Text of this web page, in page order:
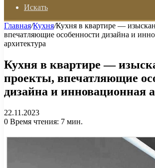
Искать
Главная/Кухня/Кухня в квартире —
впечатляющие особенности дизайна и
архитектура
Кухня в квартире —
проекты, впечатляющие
дизайна и инновационная
22.11.2023
0 Время чтения: 7 мин.